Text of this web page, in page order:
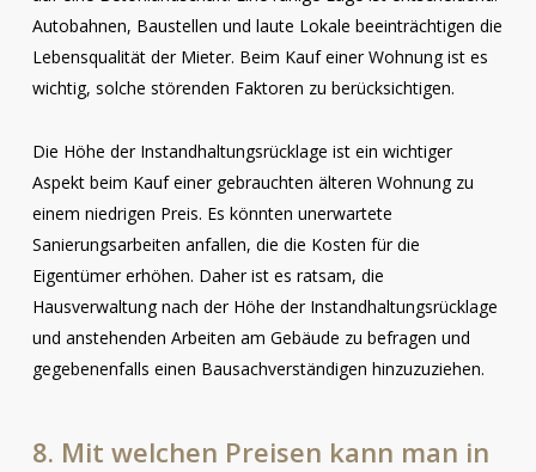
Autobahnen, Baustellen und laute Lokale beeinträchtigen die
Lebensqualität der Mieter. Beim Kauf einer Wohnung ist es
wichtig, solche störenden Faktoren zu berücksichtigen.
Die Höhe der Instandhaltungsrücklage ist ein wichtiger
Aspekt beim Kauf einer gebrauchten älteren Wohnung zu
einem niedrigen Preis. Es könnten unerwartete
Sanierungsarbeiten anfallen, die die Kosten für die
Eigentümer erhöhen. Daher ist es ratsam, die
Hausverwaltung nach der Höhe der Instandhaltungsrücklage
und anstehenden Arbeiten am Gebäude zu befragen und
gegebenenfalls einen Bausachverständigen hinzuzuziehen.
8. Mit welchen Preisen kann man in